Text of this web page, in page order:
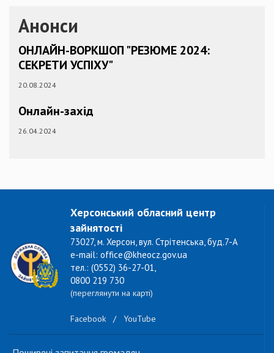
Анонси
ОНЛАЙН-ВОРКШОП "РЕЗЮМЕ 2024:
СЕКРЕТИ УСПІХУ"
20.08.2024
Онлайн-захід
26.04.2024
Херсонський обласний центр
зайнятості
73027, м. Херсон, вул. Стрітенська, буд.7-А
e-mail: office@kheocz.gov.ua
тел.: (0552) 36-27-01,
0800 219 730
(переглянути на карті)
Facebook / YouTube